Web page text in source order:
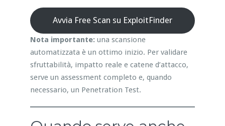
Avvia Free Scan su ExploitFinder
Nota importante: una scansione
automatizzata è un ottimo inizio. Per validare
sfruttabilità, impatto reale e catene d’attacco,
serve un assessment completo e, quando
necessario, un Penetration Test.